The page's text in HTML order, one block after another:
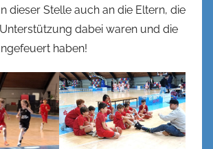
dieser Stelle auch an die Eltern, die
dabei waren und die
haben!